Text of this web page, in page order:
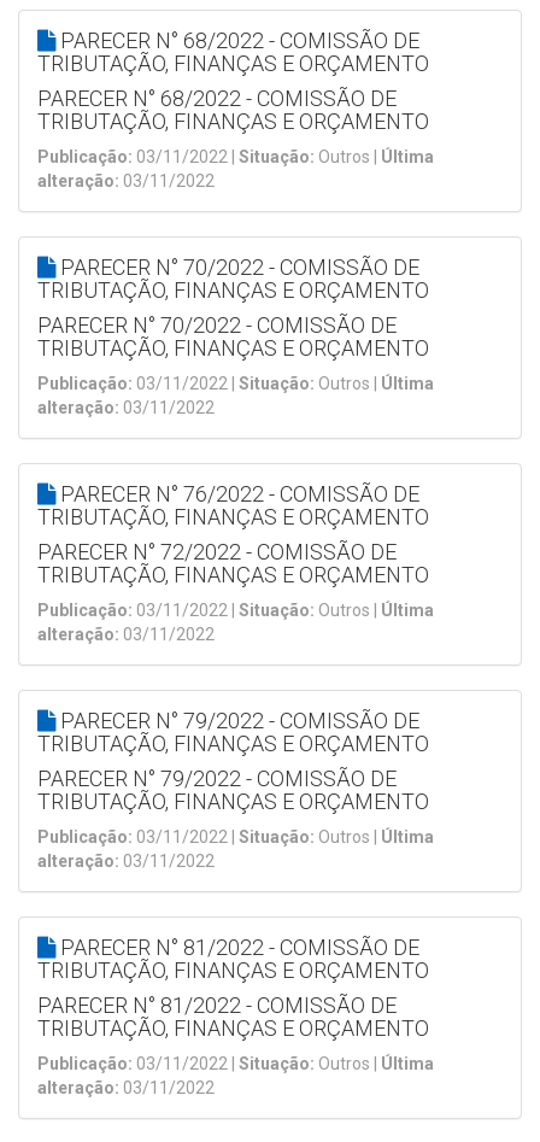
PARECER N° 68/2022 - COMISSÃO DE
TRIBUTAÇÃO, FINANÇAS E ORÇAMENTO
PARECER N° 68/2022 - COMISSÃO DE
TRIBUTAÇÃO, FINANÇAS E ORÇAMENTO
Publicação: 03/11/2022 | Situação: Outros | Última
alteração: 03/11/2022
PARECER N° 70/2022 - COMISSÃO DE
TRIBUTAÇÃO, FINANÇAS E ORÇAMENTO
PARECER N° 70/2022 - COMISSÃO DE
TRIBUTAÇÃO, FINANÇAS E ORÇAMENTO
Publicação: 03/11/2022 | Situação: Outros | Última
alteração: 03/11/2022
PARECER N° 76/2022 - COMISSÃO DE
TRIBUTAÇÃO, FINANÇAS E ORÇAMENTO
PARECER N° 72/2022 - COMISSÃO DE
TRIBUTAÇÃO, FINANÇAS E ORÇAMENTO
Publicação: 03/11/2022 | Situação: Outros | Última
alteração: 03/11/2022
PARECER N° 79/2022 - COMISSÃO DE
TRIBUTAÇÃO, FINANÇAS E ORÇAMENTO
PARECER N° 79/2022 - COMISSÃO DE
TRIBUTAÇÃO, FINANÇAS E ORÇAMENTO
Publicação: 03/11/2022 | Situação: Outros | Última
alteração: 03/11/2022
PARECER N° 81/2022 - COMISSÃO DE
TRIBUTAÇÃO, FINANÇAS E ORÇAMENTO
PARECER N° 81/2022 - COMISSÃO DE
TRIBUTAÇÃO, FINANÇAS E ORÇAMENTO
Publicação: 03/11/2022 | Situação: Outros | Última
alteração: 03/11/2022